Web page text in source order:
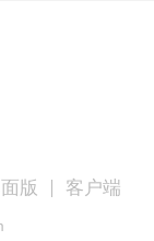
版 客户端